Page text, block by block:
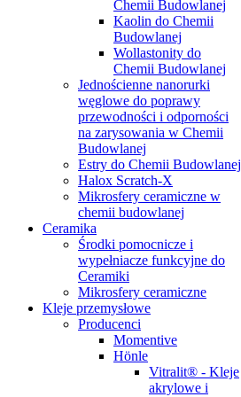
Chemii Budowlanej
Kaolin do Chemii
Budowlanej
Wollastonity do
Chemii Budowlanej
Jednościenne nanorurki
węglowe do poprawy
przewodności i odporności
na zarysowania w Chemii
Budowlanej
Estry do Chemii Budowlanej
Halox Scratch-X
Mikrosfery ceramiczne w
chemii budowlanej
Ceramika
Środki pomocnicze i
wypełniacze funkcyjne do
Ceramiki
Mikrosfery ceramiczne
Kleje przemysłowe
Producenci
Momentive
Hönle
Vitralit® - Kleje
akrylowe i